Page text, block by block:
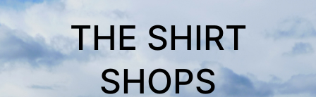
Zum
Inhalt
springen
THE SHIRT
SHOPS